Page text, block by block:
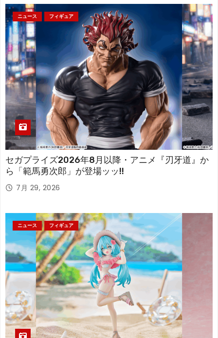
ニュース フィギュア
セガプライズ2026年8月以降・アニメ『刃牙道』か
ら「範馬勇次郎」が登場ッッ!!
7月 29, 2026
ニュース フィギュア